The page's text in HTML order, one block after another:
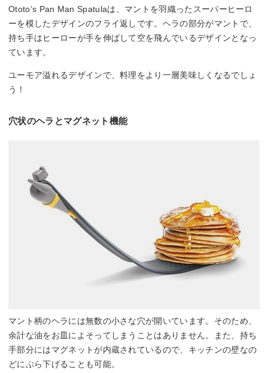
Ototo’s Pan Man Spatulaは、マントを羽織ったスーパーヒーロ
ーを模したデザインのフライ返しです。ヘラの部分がマントで、
持ち手はヒーローが手を伸ばして空を飛んでいるデザインとなっ
ています。
ユーモア溢れるデザインで、料理をより一層美味しくなるでしょ
う！
穴状のヘラとマグネット機能
マント柄のヘラには無数の小さな穴が開いています。そのため、
余計な油をお皿によそってしまうことはありません。また、持ち
手部分にはマグネットが内蔵されているので、キッチンの壁なの
どにぶら下げることも可能。